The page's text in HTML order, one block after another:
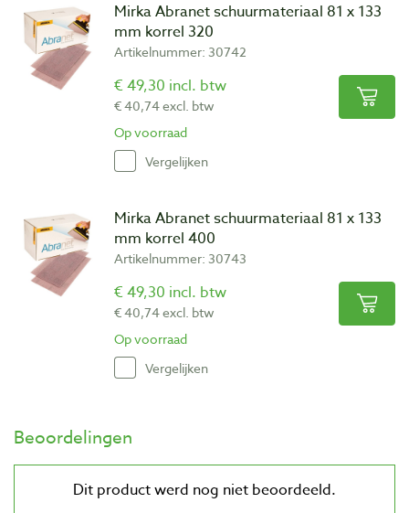
Mirka Abranet schuurmateriaal 81 x 133
mm korrel 320
Artikelnummer: 30742
€ 49,30 incl. btw
€ 40,74 excl. btw
Op voorraad
Vergelijken
Mirka Abranet schuurmateriaal 81 x 133
mm korrel 400
Artikelnummer: 30743
€ 49,30 incl. btw
€ 40,74 excl. btw
Op voorraad
Vergelijken
Beoordelingen